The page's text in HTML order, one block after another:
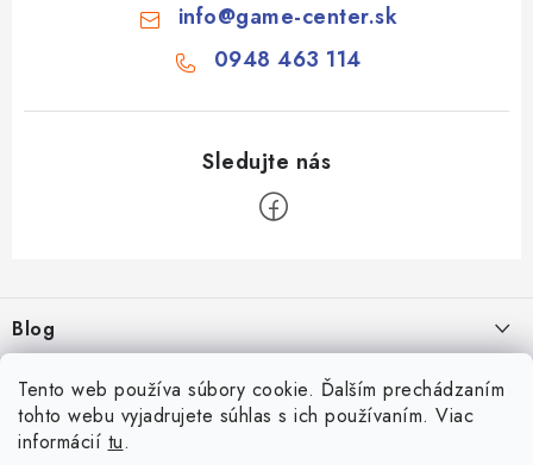
Tento web používa súbory cookie. Ďalším prechádzaním
tohto webu vyjadrujete súhlas s ich používaním. Viac
informácií tu.
info@game-center.sk
0948 463 114
p
ä
Blog
Aké druhy biliardu existujú? Kompletný prehľad biliardových hier
16.4.2026
Rozmery biliardového stola
Facebook
Zákaznícky účet